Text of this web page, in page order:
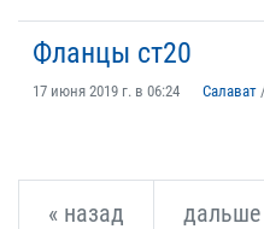
Фланцы ст20
17 июня 2019 г. в 06:24 Салават
« назад дальше